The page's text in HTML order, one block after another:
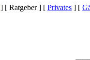
] [ Ratgeber ] [ Privates ] [